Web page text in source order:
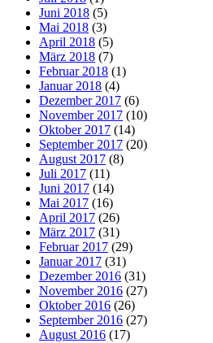
Juni 2018 (5)
Mai 2018 (3)
April 2018 (5)
März 2018 (7)
Februar 2018 (1)
Januar 2018 (4)
Dezember 2017 (6)
November 2017 (10)
Oktober 2017 (14)
September 2017 (20)
August 2017 (8)
Juli 2017 (11)
Juni 2017 (14)
Mai 2017 (16)
April 2017 (26)
März 2017 (31)
Februar 2017 (29)
Januar 2017 (31)
Dezember 2016 (31)
November 2016 (27)
Oktober 2016 (26)
September 2016 (27)
August 2016 (17)